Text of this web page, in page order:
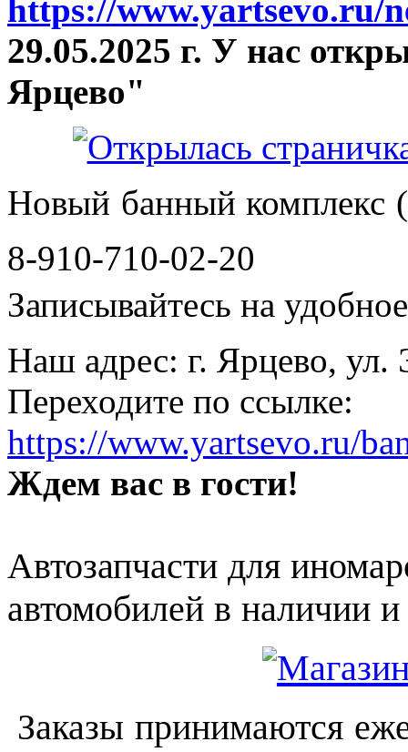
https://www.yartsevo.ru/
29.05.2025 г. У нас
Ярцево"
Новый банный комплекс
8-910-710-02-20
Записывайтесь на
Наш адрес: г. Ярцево, ул.
Переходите по ссылке:
https://www.yartsevo.ru/
Ждем вас в гости!
Автозапчасти для
автомобилей в наличии и
Заказы принимаются